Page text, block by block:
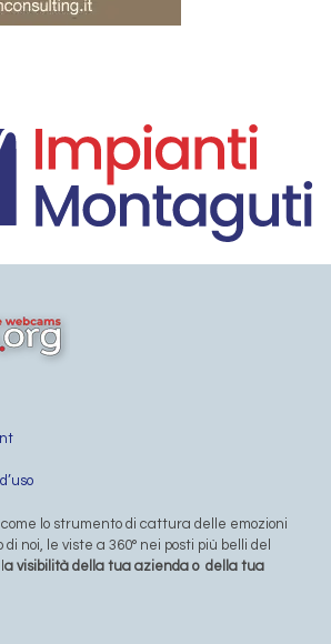
come lo strumento di cattura delle emozioni
noi, le viste a 360° nei posti più belli del
a visibilità della tua azienda o della tua